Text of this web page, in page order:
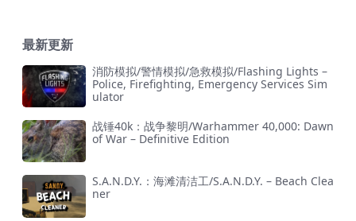
最新更新
消防模拟/警情模拟/急救模拟/Flashing Lights –
Police, Firefighting, Emergency Services Sim
ulator
战锤40k：战争黎明/Warhammer 40,000: Dawn
of War – Definitive Edition
S.A.N.D.Y.：海滩清洁工/S.A.N.D.Y. – Beach Clea
ner